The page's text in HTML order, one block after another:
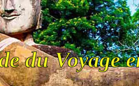
du Voyage